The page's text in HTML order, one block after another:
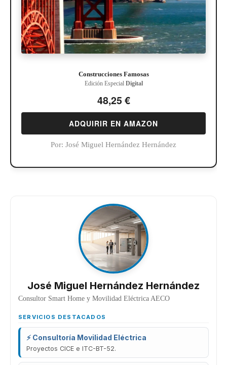
Construcciones Famosas
Edición Especial Digital
48,25 €
ADQUIRIR EN AMAZON
Por: José Miguel Hernández Hernández
José Miguel Hernández Hernández
Consultor Smart Home y Movilidad Eléctrica AECO
SERVICIOS DESTACADOS
⚡ Consultoría Movilidad Eléctrica
Proyectos CICE e ITC-BT-52.